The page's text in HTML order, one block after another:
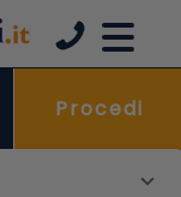
Procedi